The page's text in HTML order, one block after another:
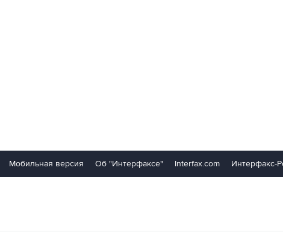
Мобильная версия Об "Интерфаксе" Interfax.com Интерфакс-